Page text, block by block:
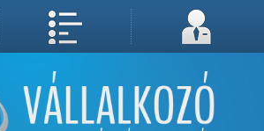
kat (sütiket) tároljunk számítógépén. A sütik a weboldal megfelelő működéséhez
Megértettem, folytatás...